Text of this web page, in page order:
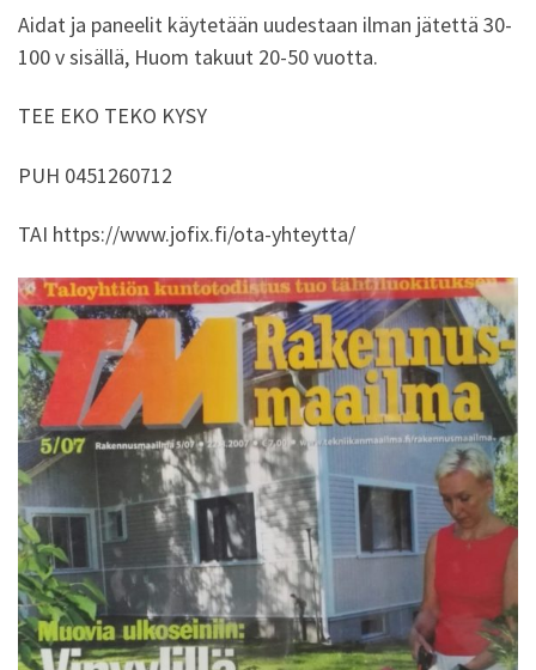
Aidat ja paneelit käytetään uudestaan ilman jätettä 30-
100 v sisällä, Huom takuut 20-50 vuotta.
TEE EKO TEKO KYSY
PUH 0451260712
TAI https://www.jofix.fi/ota-yhteytta/